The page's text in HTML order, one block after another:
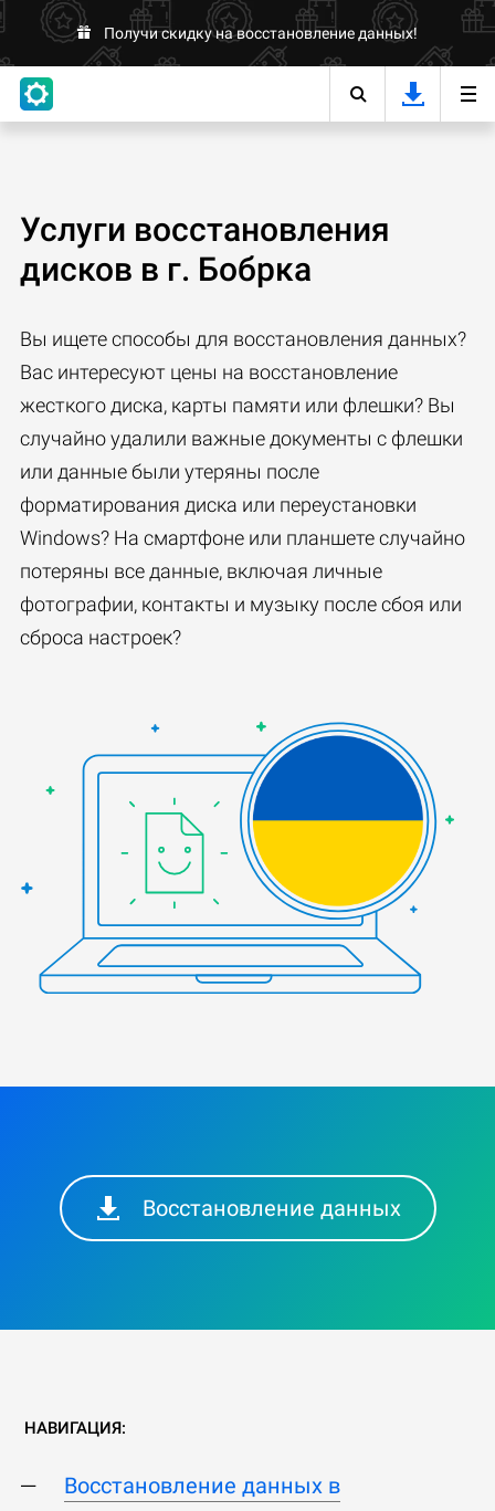
Получи скидку на восстановление данных!
Услуги восстановления
дисков в г. Бобрка
Вы ищете способы для восстановления данных?
Вас интересуют цены на восстановление
жесткого диска, карты памяти или флешки? Вы
случайно удалили важные документы с флешки
или данные были утеряны после
форматирования диска или переустановки
Windows? На смартфоне или планшете случайно
потеряны все данные, включая личные
фотографии, контакты и музыку после сбоя или
сброса настроек?
Восстановление данных
НАВИГАЦИЯ:
Восстановление данных в